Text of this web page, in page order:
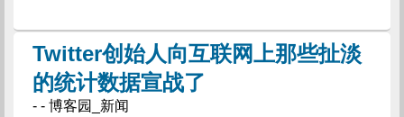
Twitter创始人向互联网上那些扯淡
的统计数据宣战了
- - 博客园_新闻